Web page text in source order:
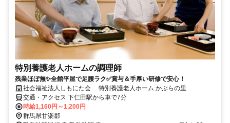
特別養護老人ホームの調理師
残業ほぼ無✨全館平屋で足腰ラク✅賞与＆手厚い研修で安心！
社会福祉法人しもにた会 特別養護老人ホーム かぶらの里
交通・アクセス 下仁田駅から車で7分
時給1,160円～1,200円
群馬県甘楽郡